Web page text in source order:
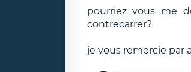
pourriez vous me
contrecarrer?
je vous remercie par